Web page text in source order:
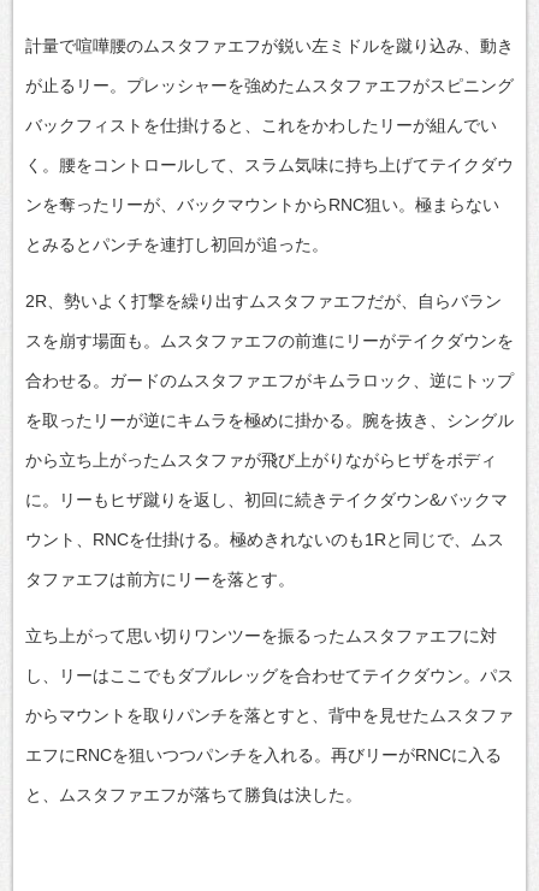
計量で喧嘩腰のムスタファエフが鋭い左ミドルを蹴り込み、動き
が止るリー。プレッシャーを強めたムスタファエフがスピニング
バックフィストを仕掛けると、これをかわしたリーが組んでい
く。腰をコントロールして、スラム気味に持ち上げてテイクダウ
ンを奪ったリーが、バックマウントからRNC狙い。極まらない
とみるとパンチを連打し初回が追った。
2R、勢いよく打撃を繰り出すムスタファエフだが、自らバラン
スを崩す場面も。ムスタファエフの前進にリーがテイクダウンを
合わせる。ガードのムスタファエフがキムラロック、逆にトップ
を取ったリーが逆にキムラを極めに掛かる。腕を抜き、シングル
から立ち上がったムスタファが飛び上がりながらヒザをボディ
に。リーもヒザ蹴りを返し、初回に続きテイクダウン&バックマ
ウント、RNCを仕掛ける。極めきれないのも1Rと同じで、ムス
タファエフは前方にリーを落とす。
立ち上がって思い切りワンツーを振るったムスタファエフに対
し、リーはここでもダブルレッグを合わせてテイクダウン。パス
からマウントを取りパンチを落とすと、背中を見せたムスタファ
エフにRNCを狙いつつパンチを入れる。再びリーがRNCに入る
と、ムスタファエフが落ちて勝負は決した。